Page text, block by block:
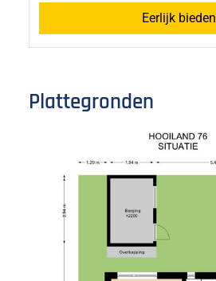
Eerlijk bieden
Plattegronden